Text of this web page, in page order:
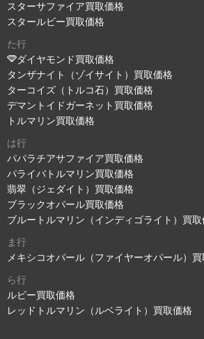
スターサファイア買取価格
スタールビー買取価格
た行
ダイヤモンド買取価格
タンザナイト（ゾイサイト）買取価格
ターコイズ（トルコ石）買取価格
デマントイドガーネット買取価格
トルマリン買取価格
は行
パパラチアサファイア買取価格
パライバトルマリン買取価格
翡翠（ジェダイト）買取価格
ブラックオパール買取価格
ブルートルマリン（インディゴライト）買取
ま行
メキシコオパール（ファイヤーオパール）
ら行
ルビー買取価格
レッドトルマリン（ルベライト）買取価格